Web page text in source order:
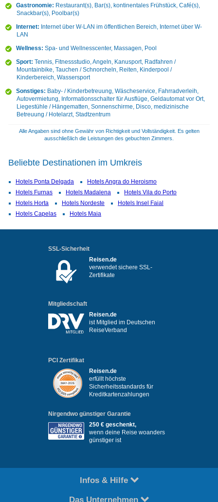
Gastronomie: Restaurant(s), Bar(s), kontinentales Frühstück, Café(s),
Snackbar(s), Poolbar(s)
Internet: Internet über W-LAN im öffentlichen Bereich, Internet über W-
LAN
Wellness: Spa- und Wellnesscenter, Massagen, Pool
Sport: Tennis, Fitnessstudio, Angeln, Kanusport, Radfahren /
Mountainbike, Tauchen / Schnorcheln, Reiten, Kinderpool /
Kinderbereich, Wassersport
Sonstiges: Baby- / Kinderbetreuung, Wäscheservice, Fahrradverleih,
Autovermietung, Informationsschalter für Ausflüge, Geldautomat vor Ort,
Liegestühle / Hängematten, Sonnenschirme, Disco, medizinische
Betreuung / Hotelarzt, Stadtzentrum
Alle Angaben sind ohne Gewähr von Richtigkeit und Vollständigkeit. Es gelten
ausschließlich die Leistungen des gebuchten Zimmers.
Beliebte Destinationen im Umkreis
Hotels Ponta Delgada
Hotels Angra do Heroismo
Hotels Furnas
Hotels Madalena
Hotels Vila do Porto
Hotels Horta
Hotels Nordeste
Hotels Insel Faial
Hotels Capelas
Hotels Maia
SSL-Sicherheit
Reisen.de
verwendet sichere SSL-
Zertifikate
Mitgliedschaft
Reisen.de
ist Mitglied im Deutschen
ReiseVerband
PCI Zertifikat
Reisen.de
erfüllt höchste
Sicherheitsstandards für
Kreditkartenzahlungen
Nirgendwo günstiger Garantie
250 € geschenkt,
wenn deine Reise woanders
günstiger ist
Infos & Hilfe
Das Unternehmen